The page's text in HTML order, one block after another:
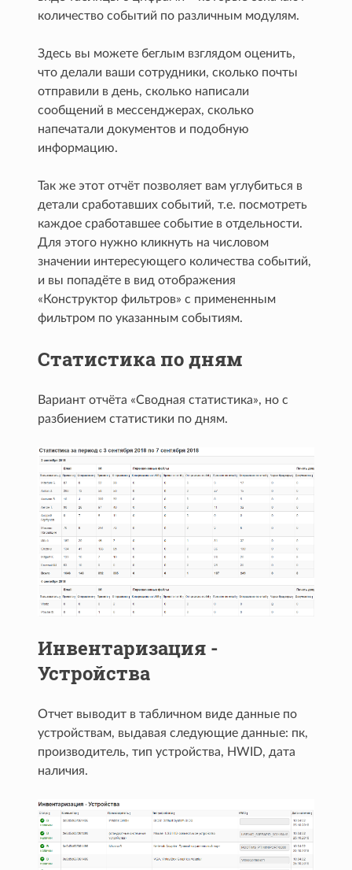
количество событий по различным модулям.
Здесь вы можете беглым взглядом оценить,
что делали ваши сотрудники, сколько почты
отправили в день, сколько написали
сообщений в мессенджерах, сколько
напечатали документов и подобную
информацию.
Так же этот отчёт позволяет вам углубиться в
детали сработавших событий, т.е. посмотреть
каждое сработавшее событие в отдельности.
Для этого нужно кликнуть на числовом
значении интересующего количества событий,
и вы попадёте в вид отображения
«Конструктор фильтров» с примененным
фильтром по указанным событиям.
Статистика по дням
Вариант отчёта «Сводная статистика», но с
разбиением статистики по дням.
Инвентаризация -
Устройства
Отчет выводит в табличном виде данные по
устройствам, выдавая следующие данные: пк,
производитель, тип устройства, HWID, дата
наличия.